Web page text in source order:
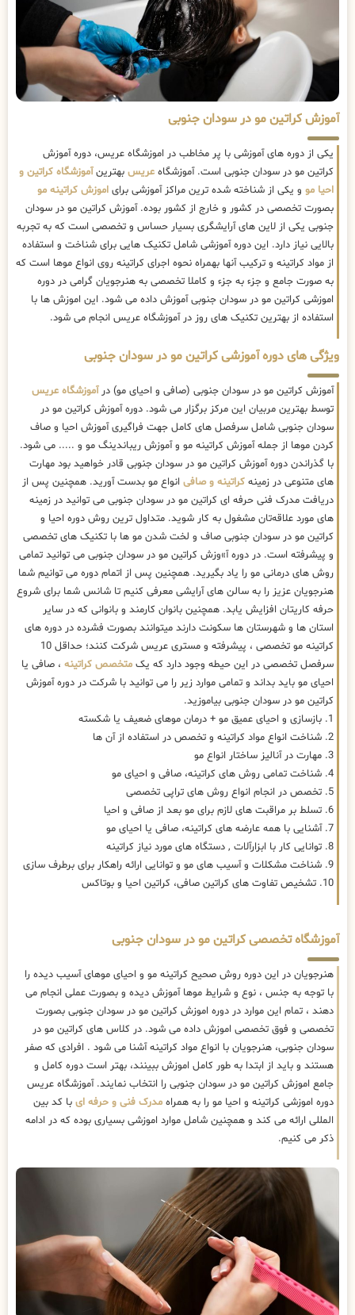
آموزش کراتین مو در سودان جنوبی
یکی از دوره های آموزشی با پر مخاطب در اموزشگاه عریس، دوره آموزش
کراتین مو در سودان جنوبی است. آموزشگاه عریس بهترینآموزشگاه کراتین و
احیا مو و یکی از شناخته شده ترین مراکز آموزشی برای اموزش کراتینه مو
بصورت تخصصی در کشور و خارج از کشور بوده. آموزش کراتین مو در سودان
جنوبی یکی از لاین های آرایشگری بسیار حساس و تخصصی است که به تجربه
بالایی نیاز دارد. این دوره آموزشی شامل تکنیک هایی برای شناخت و استفاده
از مواد کراتینه و ترکیب آنها بهمراه نحوه اجرای کراتینه روی انواع موها است که
به صورت جامع و جزء به جزء و کاملا تخصصی به هنرجویان گرامی در دوره
اموزشی کراتین مو در سودان جنوبی آموزش داده می شود. این اموزش ها با
استفاده از بهترین تکنیک های روز در آموزشگاه عریس انجام می شود.
ویژگی های دوره آموزشی کراتین مو در سودان جنوبی
آموزش کراتین مو در سودان جنوبی (صافی و احیای مو) درآموزشگاه عریس
توسط بهترین مربیان این مرکز برگزار می شود. دوره آموزش کراتین مو در
سودان جنوبی شامل سرفصل های کامل جهت فراگیری آموزش احیا و صاف
کردن موها از جمله آموزش کراتینه مو و آموزش ریباندینگ مو و ..... می شود.
با گذراندن دوره آموزش کراتین مو در سودان جنوبی قادر خواهید بود مهارت
های متنوعی در زمینه کراتینه و صافی انواع مو بدست آورید. همچنین پس از
دریافت مدرک فنی حرفه ای کراتین مو در سودان جنوبی می توانید در زمینه
های مورد علاقه‌تان مشغول به کار شوید. متداول ترین روش دوره احیا و
کراتین مو در سودان جنوبی صاف و لخت شدن مو ها با تکنیک های تخصصی
و پیشرفته است. در دوره آ»وزش کراتین مو در سودان جنوبی می توانید تمامی
روش های درمانی مو را یاد بگیرید. همچنین پس از اتمام دوره می توانیم شما
هنرجویان عزیز را به سالن های آرایشی معرفی کنیم تا شانس شما برای شروع
حرفه کاریتان افزایش یابد. همچنین بانوان کارمند و بانوانی که در سایر
استان ها و شهرستان ها سکونت دارند میتوانند بصورت فشرده در دوره های
کراتینه مو تخصصی ، پیشرفته و مستری عریس شرکت کنند؛ حداقل 10
سرفصل تخصصی در این حیطه وجود دارد که یک متخصص کراتینه ، صافی یا
احیای مو باید بداند و تمامی موارد زیر را می توانید با شرکت در دوره آموزش
کراتین مو در سودان جنوبی بیاموزید.
1. بازسازی و احیای عمیق مو + درمان موهای ضعیف یا شکسته
2. شناخت انواع مواد کراتینه و تخصص در استفاده از آن ها
3. مهارت در آنالیز ساختار انواع مو
4. شناخت تمامی روش های کراتینه، صافی و احیای مو
5. تخصص در انجام انواع روش های تراپی تخصصی
6. تسلط بر مراقبت های لازم برای مو بعد از صافی و احیا
7. آشنایی با همه عارضه های کراتینه، صافی یا احیای مو
8. توانایی کار با ابزارآلات , دستگاه های مورد نیاز کراتینه
9. شناخت مشکلات و آسیب های مو و توانایی ارائه راهکار برای برطرف سازی
10. تشخیص تفاوت های کراتین صافی، کراتین احیا و بوتاکس
آموزشگاه تخصصی کراتین مو در سودان جنوبی
هنرجویان در این دوره روش صحیح کراتینه مو و احیای موهای آسیب دیده را
با توجه به جنس ، نوع و شرایط موها آموزش دیده و بصورت عملی انجام می
دهند ، تمام این موارد در دوره اموزش کراتین مو در سودان جنوبی بصورت
تخصصی و فوق تخصصی اموزش داده می شود. در کلاس های کراتین مو در
سودان جنوبی، هنرجویان با انواع مواد کراتینه آشنا می شود . افرادی که صفر
هستند و باید از ابتدا به طور کامل اموزش ببینند، بهتر است دوره کامل و
جامع اموزش کراتین مو در سودان جنوبی را انتخاب نمایند. آموزشگاه عریس
دوره اموزشی کراتینه و احیا مو را به همراه مدرک فنی و حرفه ای با کد بین
المللی ارائه می کند و همچنین شامل موارد اموزشی بسیاری بوده که در ادامه
ذکر می کنیم.